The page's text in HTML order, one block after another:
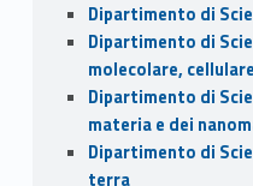
Dipartimento di
Dipartimento di
molecolare,
Dipartimento di
materia e dei
Dipartimento di
terra